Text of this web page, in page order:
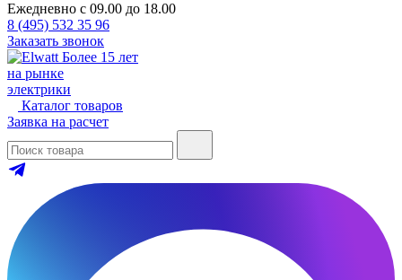
Ежедневно с 09.00 до 18.00
8 (495) 532 35 96
Заказать звонок
Более 15 лет
на рынке
электрики
Каталог товаров
Заявка на расчет